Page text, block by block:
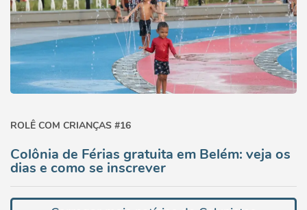
ROLÊ COM CRIANÇAS #16
Colônia de Férias gratuita em Belém: veja os
dias e como se inscrever